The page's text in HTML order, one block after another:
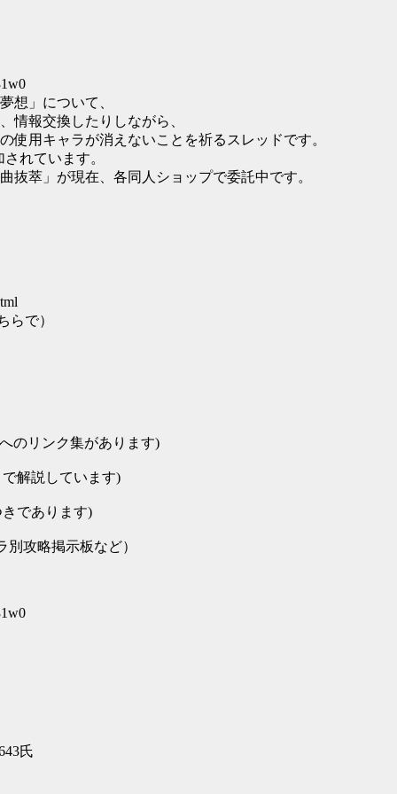
想」について、
情報交換したりしながら、
使用キャラが消えないことを祈るスレッドです。
れています。
抜萃」が現在、各同人ショップで委託中です。
らで）
のリンク集があります)
解説しています)
であります)
攻略掲示板など）
氏